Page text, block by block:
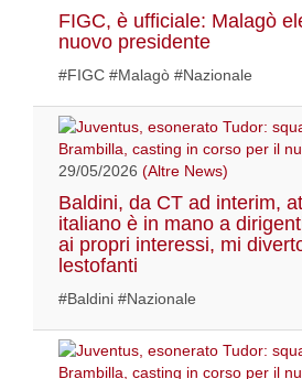
FIGC, è ufficiale: Malagò
nuovo presidente
#FIGC #Malagò #Nazionale
29/05/2026 (Altre News)
Baldini, da CT ad interim,
italiano è in mano a
ai propri interessi, mi
lestofanti
#Baldini #Nazionale